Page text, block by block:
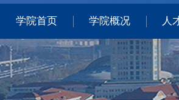
学院首页 学院概况 人